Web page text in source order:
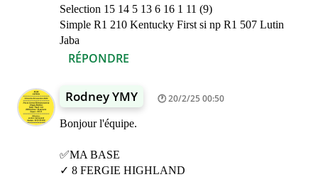
Selection 15 14 5 13 6 16 1 11 (9)
Simple R1 210 Kentucky First si np R1 507 Lutin
Jaba
RÉPONDRE
Rodney YMY 20/2/25 00:50
Bonjour l'équipe.
✅MA BASE
✓ 8 FERGIE HIGHLAND